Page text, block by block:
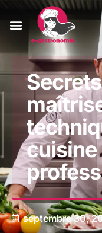
cuisine
septembre 30,